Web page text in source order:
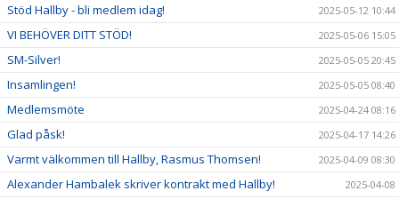
Stöd Hallby - bli medlem idag! 2025-05-12 10:44
VI BEHÖVER DITT STÖD! 2025-05-06 15:05
SM-Silver! 2025-05-05 20:45
Insamlingen! 2025-05-05 08:40
Medlemsmöte 2025-04-24 08:16
Glad påsk! 2025-04-17 14:26
Varmt välkommen till Hallby, Rasmus Thomsen! 2025-04-09 08:30
Alexander Hambalek skriver kontrakt med Hallby! 2025-04-08